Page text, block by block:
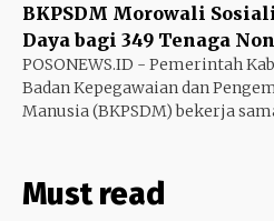
BKPSDM Morowali
Daya bagi 349 Tenaga
POSONEWS.ID - Pemerintah
Badan Kepegawaian dan
Manusia (BKPSDM) bekerja
Must read